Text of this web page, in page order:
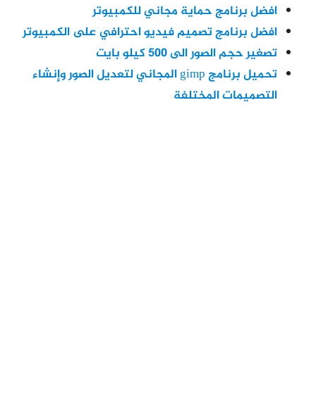
افضل برنامج حماية مجاني للكمبيوتر
افضل برنامج تصميم فيديو احترافي على الكمبيوتر
تصغير حجم الصور الى 500 كيلو بايت
تحميل برنامج gimp المجاني لتعديل الصور وإنشاء
التصميمات المختلفة